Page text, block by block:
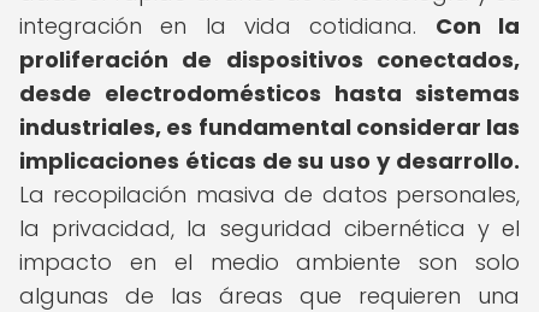
integración en la vida cotidiana. Con la
proliferación de dispositivos conectados,
desde electrodomésticos hasta sistemas
industriales, es fundamental considerar las
implicaciones éticas de su uso y desarrollo.
La recopilación masiva de datos personales,
la privacidad, la seguridad cibernética y el
impacto en el medio ambiente son solo
algunas de las áreas que requieren una